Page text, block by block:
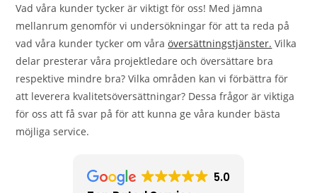
Vad våra kunder tycker är viktigt för oss! Med jämna
mellanrum genomför vi undersökningar för att ta reda på
vad våra kunder tycker om våraöversättningstjänster. Vilka
delar presterar våra projektledare och översättare bra
respektive mindre bra? Vilka områden kan vi förbättra för
att leverera kvalitetsöversättningar? Dessa frågor är viktiga
för oss att få svar på för att kunna ge våra kunder bästa
möjliga service.
5.0